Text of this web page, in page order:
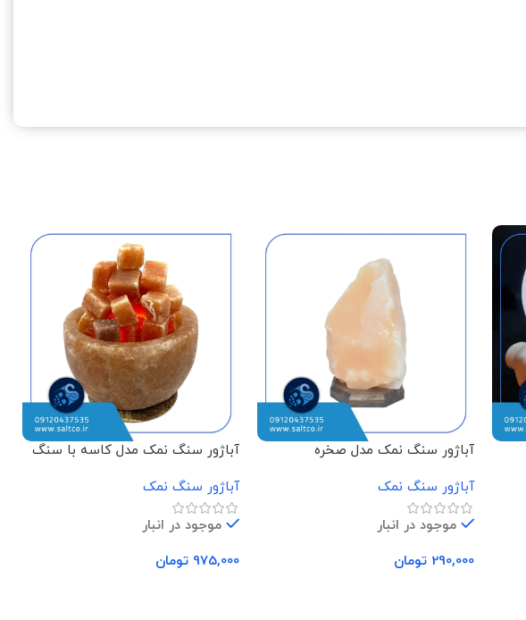
آباژور سنگ نمک مدل صخره
آباژور سنگ نمک
موجود در انبار
290,000 تومان
آباژور سنگ نمک مدل کاسه با سنگ
آباژور سنگ نمک
موجود در انبار
975,000 تومان